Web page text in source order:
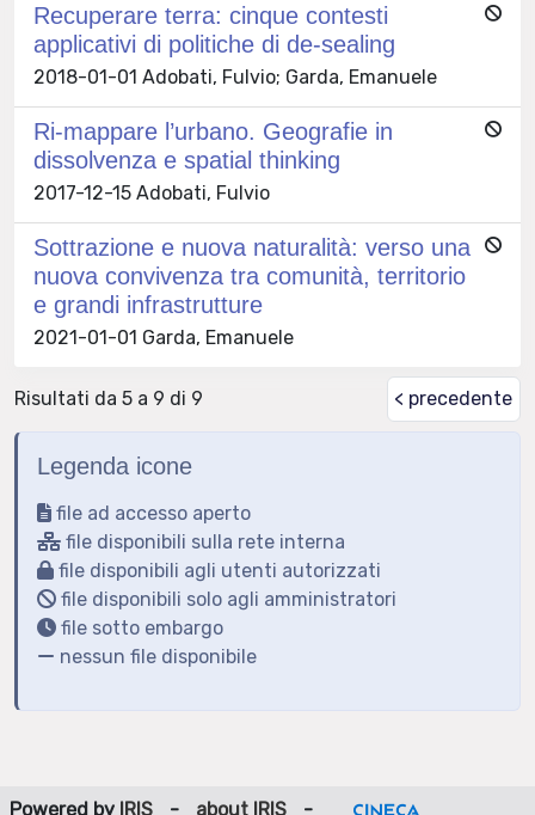
Recuperare terra: cinque contesti
applicativi di politiche di de-sealing
2018-01-01 Adobati, Fulvio; Garda, Emanuele
Ri-mappare l’urbano. Geografie in
dissolvenza e spatial thinking
2017-12-15 Adobati, Fulvio
Sottrazione e nuova naturalità: verso una
nuova convivenza tra comunità, territorio
e grandi infrastrutture
2021-01-01 Garda, Emanuele
Risultati da 5 a 9 di 9 < precedente
Legenda icone
file ad accesso aperto
file disponibili sulla rete interna
file disponibili agli utenti autorizzati
file disponibili solo agli amministratori
file sotto embargo
nessun file disponibile
Powered by IRIS - about IRIS -